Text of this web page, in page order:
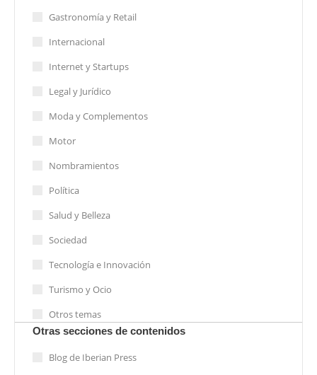
Gastronomía y Retail
Internacional
Internet y Startups
Legal y Jurídico
Moda y Complementos
Motor
Nombramientos
Política
Salud y Belleza
Sociedad
Tecnología e Innovación
Turismo y Ocio
Otros temas
Otras secciones de contenidos
Blog de Iberian Press